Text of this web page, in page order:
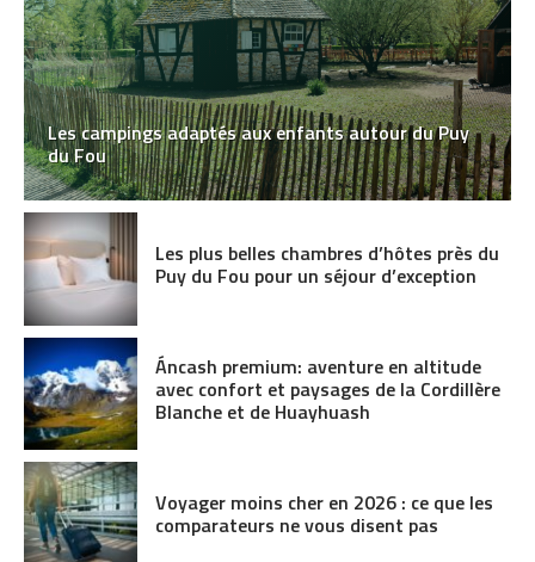
Les campings adaptés aux enfants autour du Puy
du Fou
Les plus belles chambres d’hôtes près du
Puy du Fou pour un séjour d’exception
Áncash premium: aventure en altitude
avec confort et paysages de la Cordillère
Blanche et de Huayhuash
Voyager moins cher en 2026 : ce que les
comparateurs ne vous disent pas